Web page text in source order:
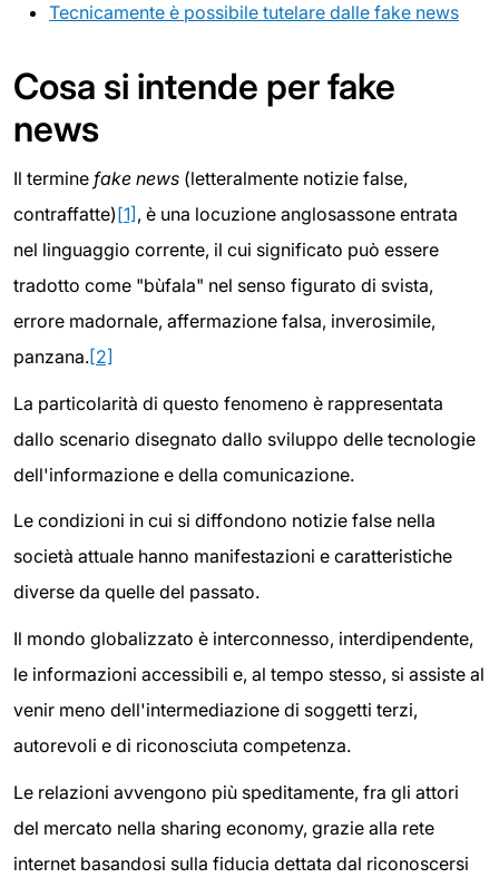
Tecnicamente è possibile tutelare dalle fake news
Cosa si intende per fake
news
Il termine fake news (letteralmente notizie false,
contraffatte)[1] , è una locuzione anglosassone entrata
nel linguaggio corrente, il cui significato può essere
tradotto come "bùfala" nel senso figurato di svista,
errore madornale, affermazione falsa, inverosimile,
panzana.[2]
La particolarità di questo fenomeno è rappresentata
dallo scenario disegnato dallo sviluppo delle tecnologie
dell'informazione e della comunicazione.
Le condizioni in cui si diffondono notizie false nella
società attuale hanno manifestazioni e caratteristiche
diverse da quelle del passato.
Il mondo globalizzato è interconnesso, interdipendente,
le informazioni accessibili e, al tempo stesso, si assiste al
venir meno dell'intermediazione di soggetti terzi,
autorevoli e di riconosciuta competenza.
Le relazioni avvengono più speditamente, fra gli attori
del mercato nella sharing economy, grazie alla rete
internet basandosi sulla fiducia dettata dal riconoscersi